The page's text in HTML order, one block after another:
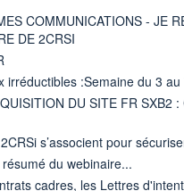
COMMUNICATIONS - JE
DE 2CRSI
irréductibles :Semaine du 3 au
DU SITE FR SXB2
s’associent pour
du webinaire...
cadres, les Lettres